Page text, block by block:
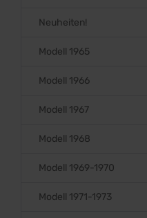
Neuheiten!
Modell 1965
Modell 1966
Modell 1967
Modell 1968
Modell 1969-1970
Modell 1971-1973